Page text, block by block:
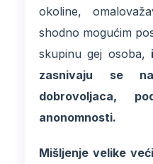
okoline,
shodno mogućim
skupinu gej osoba,
zasnivaju se
dobrovoljaca,
anonomnosti.
Mišljenje velike